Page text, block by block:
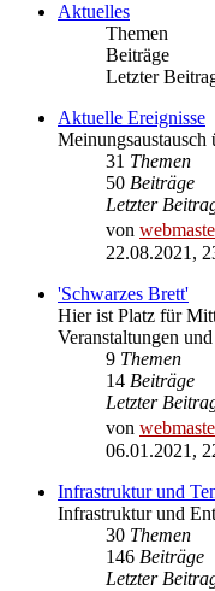
Aktuelles
Themen
Beiträge
Letzter
Aktuelle Ereignisse
Meinungsaustausch
31 Themen
50 Beiträge
Letzter
von
22.08.2021,
'Schwarzes Brett'
Hier ist Platz für
Veranstaltungen
9 Themen
14 Beiträge
Letzter
von
06.01.2021,
Infrastruktur und
Infrastruktur und
30 Themen
146 Beiträge
Letzter